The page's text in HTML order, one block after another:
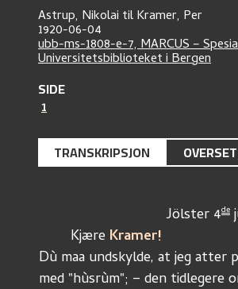
Astrup, Nikolai tilKramer, Per
1920-06-04
ubb-ms-1808-e-7, MARCUS –
Universitetsbiblioteket i Bergen
SIDE
1
TRANSKRIPSJON
				Jölster 4
de
	Kjære
Kramer!
Dù maa undskylde, at jeg atter